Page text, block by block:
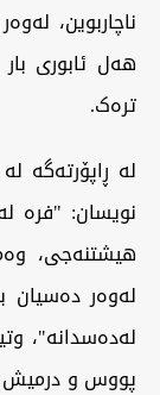
ناچاربوین،
هەل ئابوری
ترەک.
لە ڕاپۆرتەگە
نویسان: "فرە
هیشتنەجی،
لەوەر دەسیان
لەدەسدانە"،
پووس و درمیش